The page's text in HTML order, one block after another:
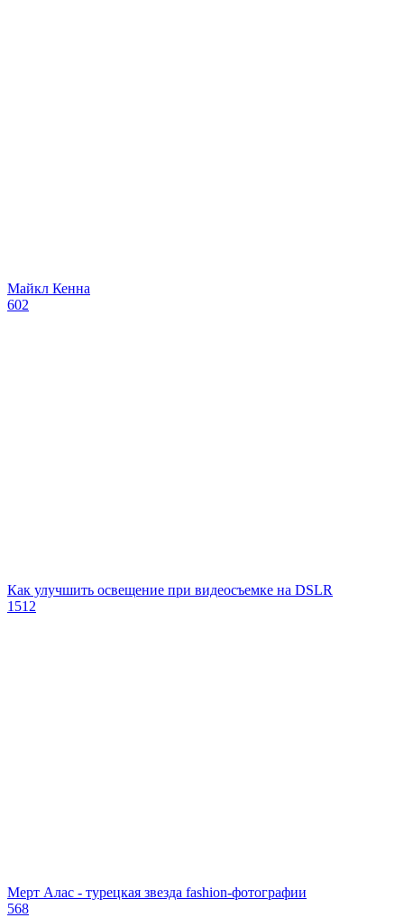
Майкл Кенна
602
Как улучшить освещение при видеосъемке на DSLR
1512
Мерт Алас - турецкая звезда fashion-фотографии
568